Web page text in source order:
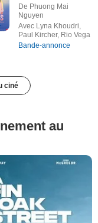
De Phuong Mai
Nguyen
Avec Lyna Khoudri,
Paul Kircher, Rio Vega
Bande-annonce
ciné
au